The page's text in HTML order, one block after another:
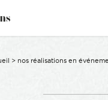
–
Événementiel
Communicants
> nos réalisations en